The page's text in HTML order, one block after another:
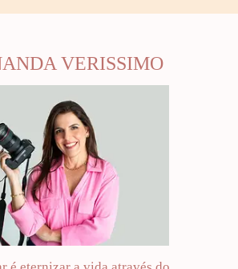
VERISSIMO